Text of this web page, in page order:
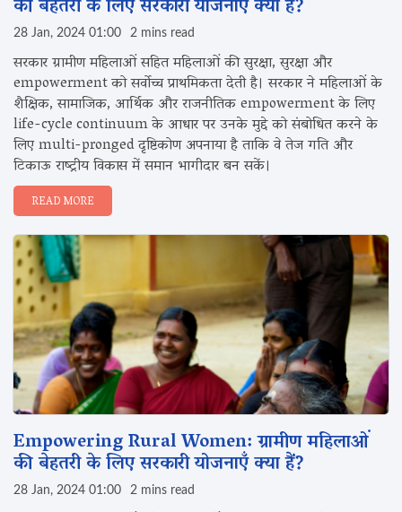
की बेहतरी के लिए सरकारी योजनाएँ क्या हैं?
28 Jan, 2024 01:00 2 mins read
सरकार ग्रामीण महिलाओं सहित महिलाओं की सुरक्षा, सुरक्षा और
empowerment को सर्वोच्च प्राथमिकता देती है। सरकार ने महिलाओं के
शैक्षिक, सामाजिक, आर्थिक और राजनीतिक empowerment के लिए
life-cycle continuum के आधार पर उनके मुद्दे को संबोधित करने के
लिए multi-pronged दृष्टिकोण अपनाया है ताकि वे तेज गति और
टिकाऊ राष्ट्रीय विकास में समान भागीदार बन सकें।
READ MORE
Empowering Rural Women: ग्रामीण महिलाओं
की बेहतरी के लिए सरकारी योजनाएँ क्या हैं?
28 Jan, 2024 01:00 2 mins read